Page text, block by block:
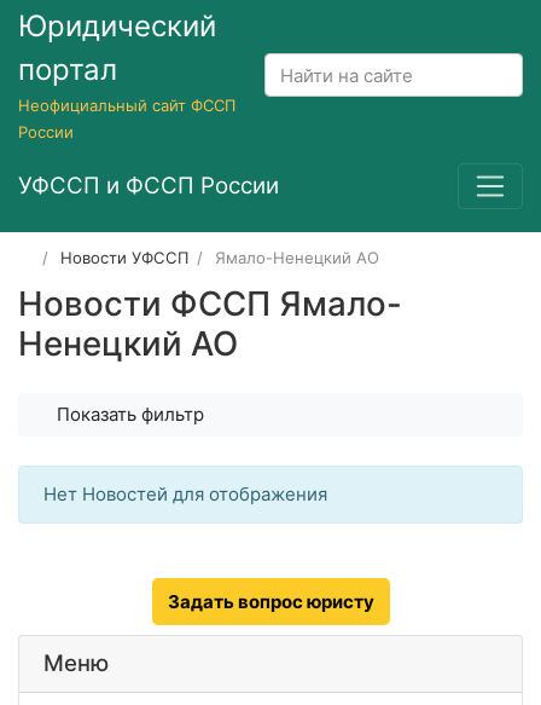
Юридический
портал
Неофициальный сайт ФССП
России
УФССП и ФССП России
Новости УФССП Ямало-Ненецкий АО
Новости ФССП Ямало-
Ненецкий АО
Показать фильтр
Нет Новостей для отображения
Задать вопрос юристу
Меню